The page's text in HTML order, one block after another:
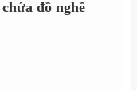
đồ nghề